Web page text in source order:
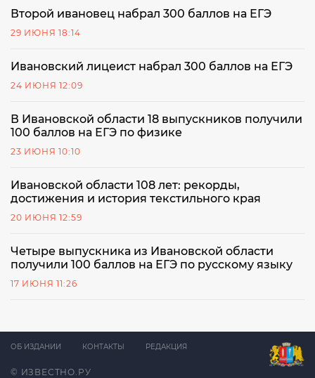
Второй ивановец набрал 300 баллов на ЕГЭ
29 ИЮНЯ 18:14
Ивановский лицеист набрал 300 баллов на ЕГЭ
24 ИЮНЯ 12:09
В Ивановской области 18 выпускников получили
100 баллов на ЕГЭ по физике
23 ИЮНЯ 10:10
Ивановской области 108 лет: рекорды,
достижения и история текстильного края
20 ИЮНЯ 12:59
Четыре выпускника из Ивановской области
получили 100 баллов на ЕГЭ по русскому языку
17 ИЮНЯ 11:26
© ИЗВЕСТНО.РУ
ОБ ИЗДАНИИ КОНТАКТЫ РЕДАКЦИЯ